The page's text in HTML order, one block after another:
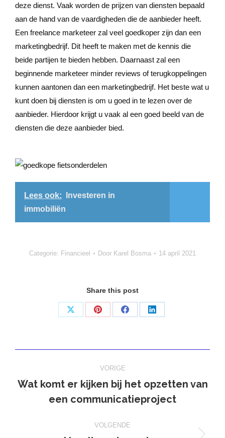
deze dienst. Vaak worden de prijzen van diensten bepaald
aan de hand van de vaardigheden die de aanbieder heeft.
Een freelance marketeer zal veel goedkoper zijn dan een
marketingbedrijf. Dit heeft te maken met de kennis die
beide partijen te bieden hebben. Daarnaast zal een
beginnende marketeer minder reviews of terugkoppelingen
kunnen aantonen dan een marketingbedrijf. Het beste wat u
kunt doen bij diensten is om u goed in te lezen over de
aanbieder. Hierdoor krijgt u vaak al een goed beeld van de
diensten die deze aanbieder bied.
Lees ook:
Investeren in
immobiliën
Categorie: Financieel Door Karel Bosma 14 april 2021
Share this post
Deel
Deel
Deel
Deel
navigatie
VORIGE
Vorig
bericht
Wat komt er kijken bij het opzetten van
een communicatieproject
VOLGENDE